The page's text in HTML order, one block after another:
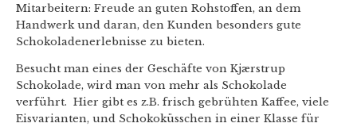
Mitarbeitern: Freude an guten Rohstoffen, an dem
Handwerk und daran, den Kunden besonders gute
Schokoladenerlebnisse zu bieten.
Besucht man eines der Geschäfte von Kjærstrup
Schokolade, wird man von mehr als Schokolade
verführt. Hier gibt es z.B. frisch gebrühten Kaffee, viele
Eisvarianten, und Schokoküsschen in einer Klasse für